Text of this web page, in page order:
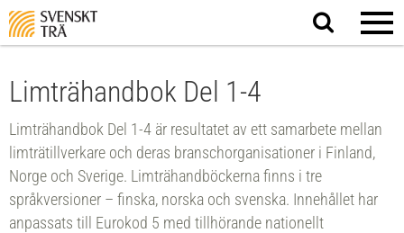
Sök
på
Limträhandbok Del 1-4
Limträhandbok Del 1-4 är resultatet av ett samarbete mellan
limträtillverkare och deras branschorganisationer i Finland,
Norge och Sverige. Limträhandböckerna finns i tre
språkversioner – finska, norska och svenska. Innehållet har
anpassats till Eurokod 5 med tillhörande nationellt